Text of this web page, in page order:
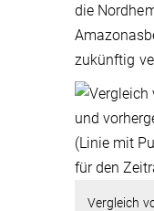
die
zukünftig
Vergleich